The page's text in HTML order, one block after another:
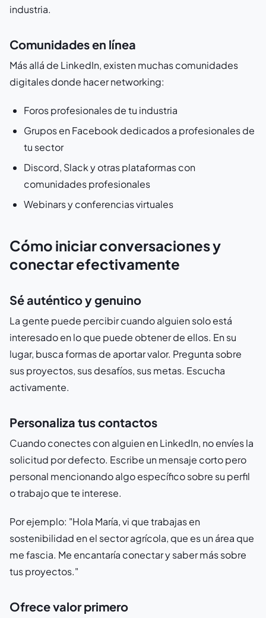
industria.
Comunidades en línea
Más allá de LinkedIn, existen muchas comunidades
digitales donde hacer networking:
Foros profesionales de tu industria
Grupos en Facebook dedicados a profesionales de
tu sector
Discord, Slack y otras plataformas con
comunidades profesionales
Webinars y conferencias virtuales
Cómo iniciar conversaciones y
conectar efectivamente
Sé auténtico y genuino
La gente puede percibir cuando alguien solo está
interesado en lo que puede obtener de ellos. En su
lugar, busca formas de aportar valor. Pregunta sobre
sus proyectos, sus desafíos, sus metas. Escucha
activamente.
Personaliza tus contactos
Cuando conectes con alguien en LinkedIn, no envíes la
solicitud por defecto. Escribe un mensaje corto pero
personal mencionando algo específico sobre su perfil
o trabajo que te interese.
Por ejemplo: "Hola María, vi que trabajas en
sostenibilidad en el sector agrícola, que es un área que
me fascia. Me encantaría conectar y saber más sobre
tus proyectos."
Ofrece valor primero